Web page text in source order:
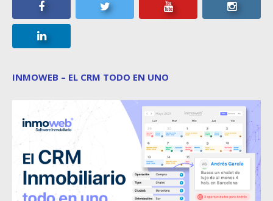
INMOWEB – EL CRM TODO EN UNO